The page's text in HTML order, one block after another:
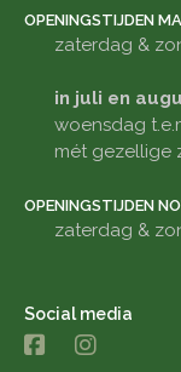
OPENINGSTIJDEN
zaterdag &
in juli en
woensdag
mét gezellige
OPENINGSTIJDEN
zaterdag &
Social media